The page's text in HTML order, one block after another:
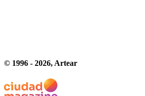
© 1996 - 2026, Artear